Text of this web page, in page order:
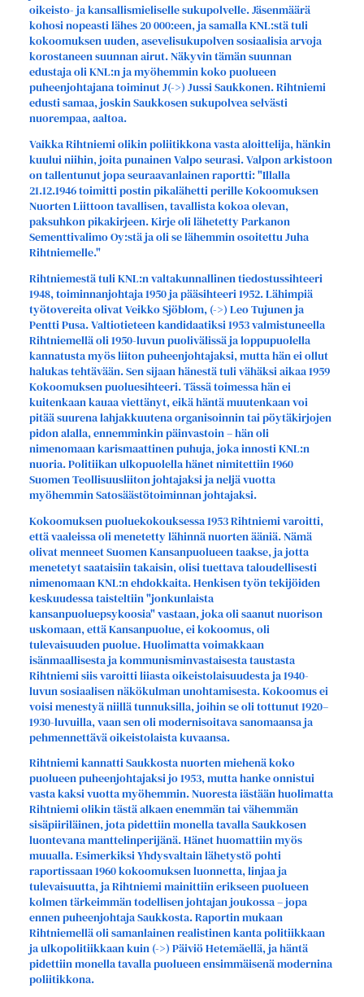
oikeisto- ja kansallismieliselle sukupolvelle. Jäsenmäärä
kohosi nopeasti lähes 20 000:een, ja samalla KNL:stä tuli
kokoomuksen uuden, asevelisukupolven sosiaalisia arvoja
korostaneen suunnan airut. Näkyvin tämän suunnan
edustaja oli KNL:n ja myöhemmin koko puolueen
puheenjohtajana toiminut J(->) Jussi Saukkonen. Rihtniemi
edusti samaa, joskin Saukkosen sukupolvea selvästi
nuorempaa, aaltoa.
Vaikka Rihtniemi olikin poliitikkona vasta aloittelija, hänkin
kuului niihin, joita punainen Valpo seurasi. Valpon arkistoon
on tallentunut jopa seuraavanlainen raportti: "Illalla
21.12.1946 toimitti postin pikalähetti perille Kokoomuksen
Nuorten Liittoon tavallisen, tavallista kokoa olevan,
paksuhkon pikakirjeen. Kirje oli lähetetty Parkanon
Sementtivalimo Oy:stä ja oli se lähemmin osoitettu Juha
Rihtniemelle."
Rihtniemestä tuli KNL:n valtakunnallinen tiedostussihteeri
1948, toiminnanjohtaja 1950 ja pääsihteeri 1952. Lähimpiä
työtovereita olivat Veikko Sjöblom, (->) Leo Tujunen ja
Pentti Pusa. Valtiotieteen kandidaatiksi 1953 valmistuneella
Rihtniemellä oli 1950-luvun puolivälissä ja loppupuolella
kannatusta myös liiton puheenjohtajaksi, mutta hän ei ollut
halukas tehtävään. Sen sijaan hänestä tuli vähäksi aikaa 1959
Kokoomuksen puoluesihteeri. Tässä toimessa hän ei
kuitenkaan kauaa viettänyt, eikä häntä muutenkaan voi
pitää suurena lahjakkuutena organisoinnin tai pöytäkirjojen
pidon alalla, ennemminkin päinvastoin – hän oli
nimenomaan karismaattinen puhuja, joka innosti KNL:n
nuoria. Politiikan ulkopuolella hänet nimitettiin 1960
Suomen Teollisuusliiton johtajaksi ja neljä vuotta
myöhemmin Satosäästötoiminnan johtajaksi.
Kokoomuksen puoluekokouksessa 1953 Rihtniemi varoitti,
että vaaleissa oli menetetty lähinnä nuorten ääniä. Nämä
olivat menneet Suomen Kansanpuolueen taakse, ja jotta
menetetyt saataisiin takaisin, olisi tuettava taloudellisesti
nimenomaan KNL:n ehdokkaita. Henkisen työn tekijöiden
keskuudessa taisteltiin "jonkunlaista
kansanpuoluepsykoosia" vastaan, joka oli saanut nuorison
uskomaan, että Kansanpuolue, ei kokoomus, oli
tulevaisuuden puolue. Huolimatta voimakkaan
isänmaallisesta ja kommunisminvastaisesta taustasta
Rihtniemi siis varoitti liiasta oikeistolaisuudesta ja 1940-
luvun sosiaalisen näkökulman unohtamisesta. Kokoomus ei
voisi menestyä niillä tunnuksilla, joihin se oli tottunut 1920–
1930-luvuilla, vaan sen oli modernisoitava sanomaansa ja
pehmennettävä oikeistolaista kuvaansa.
Rihtniemi kannatti Saukkosta nuorten miehenä koko
puolueen puheenjohtajaksi jo 1953, mutta hanke onnistui
vasta kaksi vuotta myöhemmin. Nuoresta iästään huolimatta
Rihtniemi olikin tästä alkaen enemmän tai vähemmän
sisäpiiriläinen, jota pidettiin monella tavalla Saukkosen
luontevana manttelinperijänä. Hänet huomattiin myös
muualla. Esimerkiksi Yhdysvaltain lähetystö pohti
raportissaan 1960 kokoomuksen luonnetta, linjaa ja
tulevaisuutta, ja Rihtniemi mainittiin erikseen puolueen
kolmen tärkeimmän todellisen johtajan joukossa – jopa
ennen puheenjohtaja Saukkosta. Raportin mukaan
Rihtniemellä oli samanlainen realistinen kanta politiikkaan
ja ulkopolitiikkaan kuin (->) Päiviö Hetemäellä, ja häntä
pidettiin monella tavalla puolueen ensimmäisenä modernina
poliitikkona.